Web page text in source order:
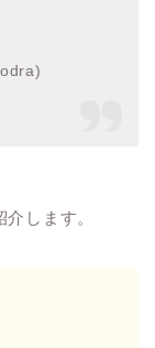
します。